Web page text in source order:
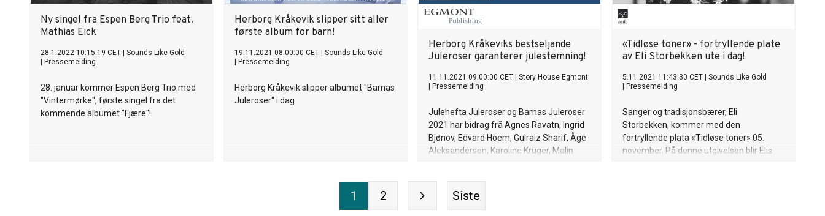
Ny singel fra Espen Berg Trio feat.
Mathias Eick
28.1.2022 10:15:19 CET
Sounds Like Gold
Pressemelding
28. januar kommer Espen Berg Trio med
"Vintermørke", første singel fra det
kommende albumet "Fjære"!
Herborg Kråkevik slipper sitt aller
første album for barn!
19.11.2021 08:00:00 CET
Sounds Like Gold
Pressemelding
Herborg Kråkevik slipper albumet "Barnas
Juleroser" i dag
Herborg Kråkeviks bestseljande
Juleroser garanterer julestemning!
11.11.2021 09:00:00 CET
Story House Egmont
Pressemelding
Julehefta Juleroser og Barnas Juleroser
2021 har bidrag frå Agnes Ravatn, Ingrid
Bjønov, Edvard Hoem, Gulraiz Sharif, Åge
Aleksandersen, Karoline Krüger, Malin
«Tidløse toner» - fortryllende plate
av Eli Storbekken ute i dag!
5.11.2021 11:43:30 CET
Sounds Like Gold
Pressemelding
Sanger og tradisjonsbærer, Eli
Storbekken, kommer med den
fortryllende plata «Tidløse toner» 05.
november. På denne utgivelsen blir Elis
1 2 Siste